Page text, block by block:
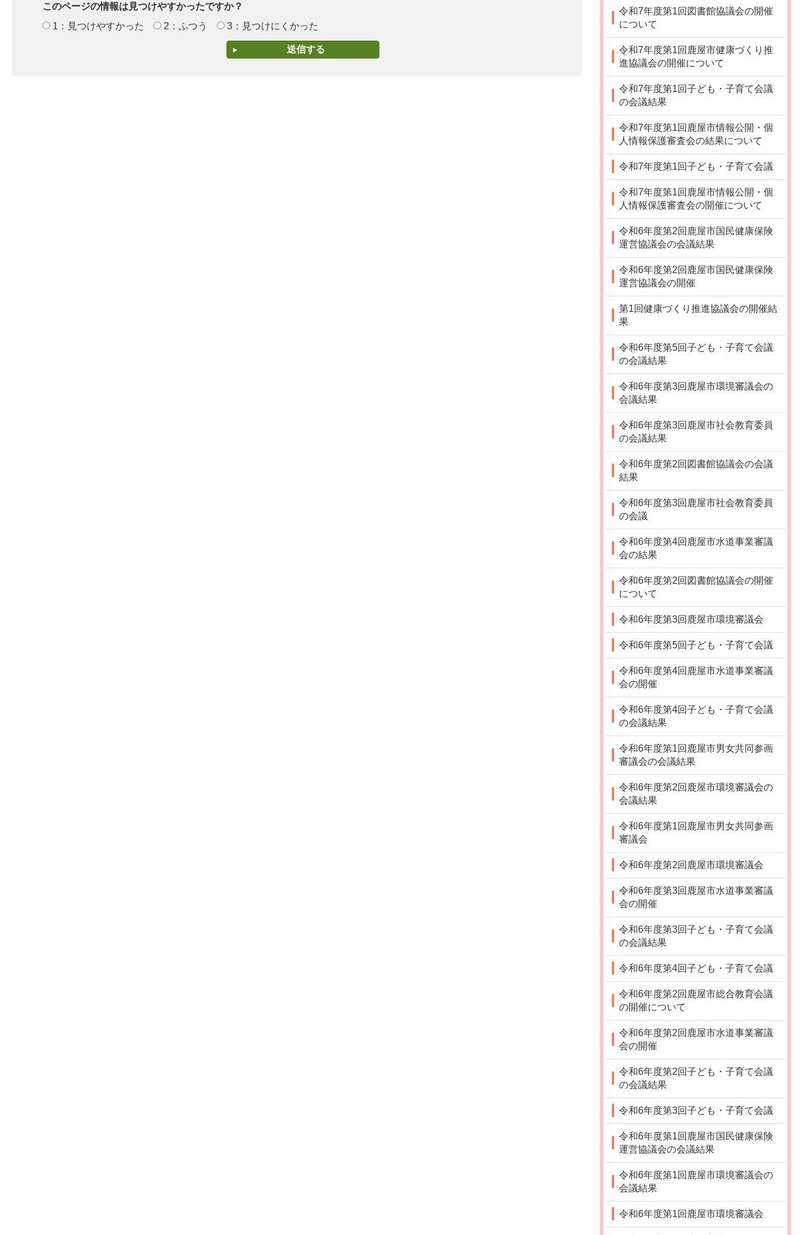
このページの情報は見つけやすかったですか？
1：見つけやすかった
2：ふつう 3：見つけにくかった
令和7年度第1回図書館協議会の開催
について
令和7年度第1回鹿屋市健康づくり推
進協議会の開催について
令和7年度第1回子ども・子育て会議
の会議結果
令和7年度第1回鹿屋市情報公開・個
人情報保護審査会の結果について
令和7年度第1回子ども・子育て会議
令和7年度第1回鹿屋市情報公開・個
人情報保護審査会の開催について
令和6年度第2回鹿屋市国民健康保険
運営協議会の会議結果
令和6年度第2回鹿屋市国民健康保険
運営協議会の開催
第1回健康づくり推進協議会の開催結
果
令和6年度第5回子ども・子育て会議
の会議結果
令和6年度第3回鹿屋市環境審議会の
会議結果
令和6年度第3回鹿屋市社会教育委員
の会議結果
令和6年度第2回図書館協議会の会議
結果
令和6年度第3回鹿屋市社会教育委員
の会議
令和6年度第4回鹿屋市水道事業審議
会の結果
令和6年度第2回図書館協議会の開催
について
令和6年度第3回鹿屋市環境審議会
令和6年度第5回子ども・子育て会議
令和6年度第4回鹿屋市水道事業審議
会の開催
令和6年度第4回子ども・子育て会議
の会議結果
令和6年度第1回鹿屋市男女共同参画
審議会の会議結果
令和6年度第2回鹿屋市環境審議会の
会議結果
令和6年度第1回鹿屋市男女共同参画
審議会
令和6年度第2回鹿屋市環境審議会
令和6年度第3回鹿屋市水道事業審議
会の開催
令和6年度第3回子ども・子育て会議
の会議結果
令和6年度第4回子ども・子育て会議
令和6年度第2回鹿屋市総合教育会議
の開催について
令和6年度第2回鹿屋市水道事業審議
会の開催
令和6年度第2回子ども・子育て会議
の会議結果
令和6年度第3回子ども・子育て会議
令和6年度第1回鹿屋市国民健康保険
運営協議会の会議結果
令和6年度第1回鹿屋市環境審議会の
会議結果
令和6年度第1回鹿屋市環境審議会